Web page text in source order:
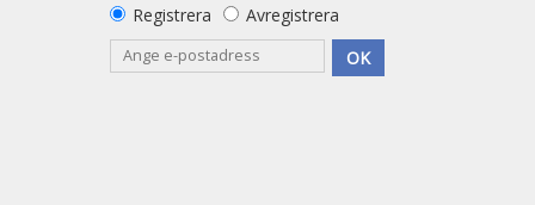
Registrera
Avregistrera
OK